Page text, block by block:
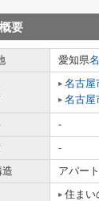
要
愛知県
名古屋
名古屋
-
-
アパー
住まい